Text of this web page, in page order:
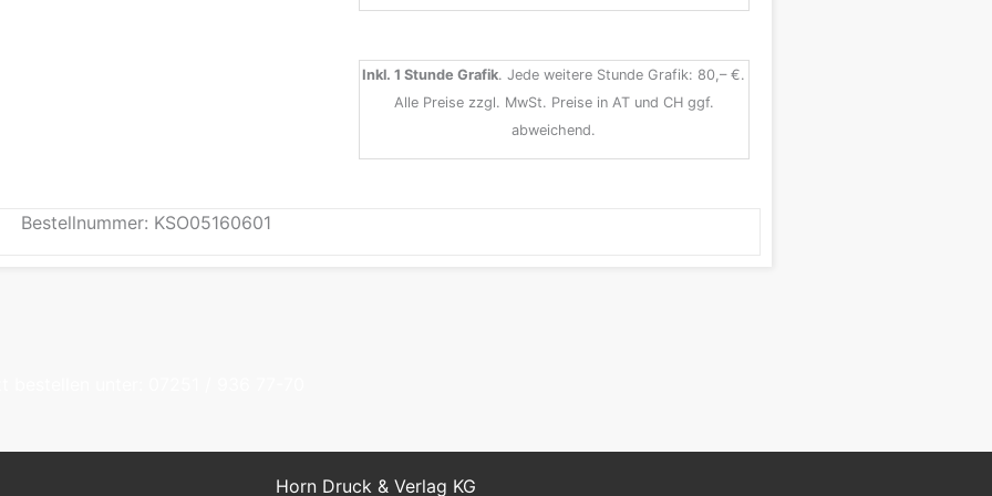
Inkl. 1 Stunde Grafik. Jede weitere Stunde Grafik: 80,– €.
Alle Preise zzgl. MwSt. Preise in AT und CH ggf.
abweichend.
Bestellnummer: KSO05160601
Horn Druck & Verlag KG